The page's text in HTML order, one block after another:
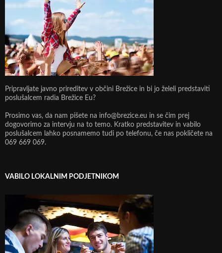
Pripravljate javno prireditev v občini Brežice in bi jo želeli predstaviti
poslušalcem radia Brežice Eu?
Prosimo vas, da nam pišete na info@brezice.eu in se čim prej
dogovorimo za intervju na to temo. Kratko predstavitev in vabilo
poslušalcem lahko posnamemo tudi po telefonu, če nas pokličete na
069 669 069.
VABILO LOKALNIM PODJETNIKOM